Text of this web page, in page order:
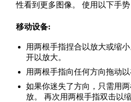
性看到更多图像。 使用以下手势
移动设备:
用两根手指捏合以放大或缩
开以放大。
用两根手指向任何方向拖动以
如果你迷失了方向，只需用
放。 再次用两根手指双击以